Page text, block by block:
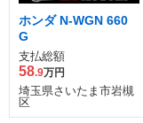
ホンダ N-WGN 660
G
支払総額
58.9万円
埼玉県さいたま市岩槻
区